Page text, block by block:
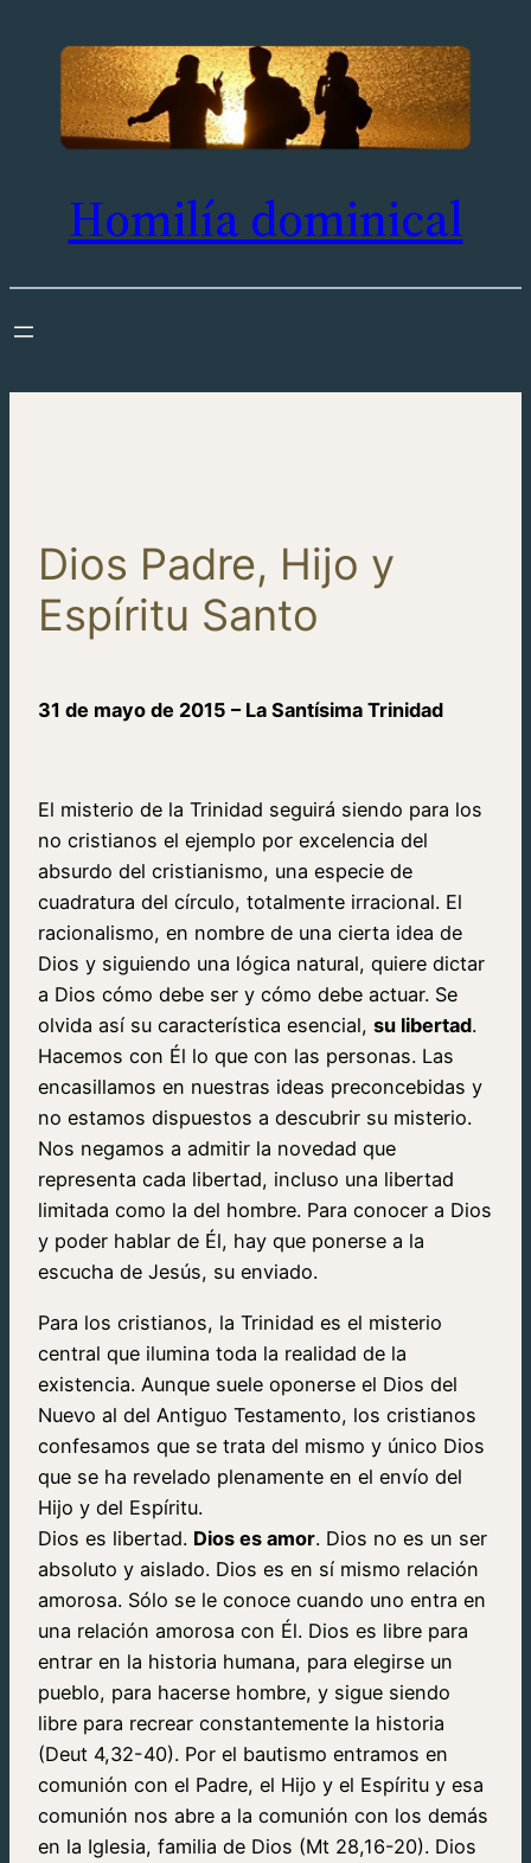
contenido
Homilía dominical
Dios Padre, Hijo y
Espíritu Santo
31 de mayo de 2015 – La Santísima Trinidad
El misterio de la Trinidad seguirá siendo para los
no cristianos el ejemplo por excelencia del
absurdo del cristianismo, una especie de
cuadratura del círculo, totalmente irracional. El
racionalismo, en nombre de una cierta idea de
Dios y siguiendo una lógica natural, quiere dictar
a Dios cómo debe ser y cómo debe actuar. Se
olvida así su característica esencial, su libertad.
Hacemos con Él lo que con las personas. Las
encasillamos en nuestras ideas preconcebidas y
no estamos dispuestos a descubrir su misterio.
Nos negamos a admitir la novedad que
representa cada libertad, incluso una libertad
limitada como la del hombre. Para conocer a Dios
y poder hablar de Él, hay que ponerse a la
escucha de Jesús, su enviado.
Para los cristianos, la Trinidad es el misterio
central que ilumina toda la realidad de la
existencia. Aunque suele oponerse el Dios del
Nuevo al del Antiguo Testamento, los cristianos
confesamos que se trata del mismo y único Dios
que se ha revelado plenamente en el envío del
Hijo y del Espíritu.
Dios es libertad. Dios es amor. Dios no es un ser
absoluto y aislado. Dios es en sí mismo relación
amorosa. Sólo se le conoce cuando uno entra en
una relación amorosa con Él. Dios es libre para
entrar en la historia humana, para elegirse un
pueblo, para hacerse hombre, y sigue siendo
libre para recrear constantemente la historia
(Deut 4,32-40). Por el bautismo entramos en
comunión con el Padre, el Hijo y el Espíritu y esa
comunión nos abre a la comunión con los demás
en la Iglesia, familia de Dios (Mt 28,16-20). Dios